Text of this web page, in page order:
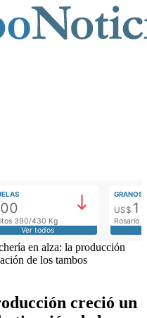
390/430 Kg
Ver todos
GRANOS
US$
Rosario
en alza: la producción
de los tambos
creció un